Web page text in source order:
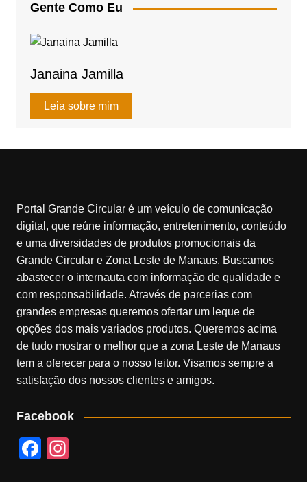
p
p
o
o
Gente Como Eu
Janaina Jamilla
Leia sobre mim
Portal Grande Circular é um veículo de comunicação
digital, que reúne informação, entretenimento, conteúdo
e uma diversidades de produtos promocionais da
Grande Circular e Zona Leste de Manaus. Buscamos
abastecer o internauta com informação de qualidade e
com responsabilidade. Através de parcerias com
grandes empresas queremos ofertar um leque de
opções dos mais variados produtos. Queremos acima
de tudo mostrar o melhor que a zona Leste de Manaus
tem a oferecer para o nosso leitor. Visamos sempre a
satisfação dos nossos clientes e amigos.
Facebook
F